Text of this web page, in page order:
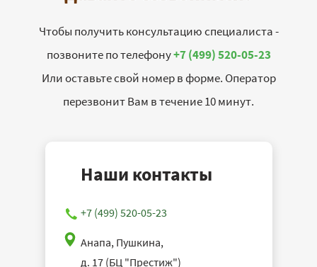
Чтобы получить консультацию специалиста -
позвоните по телефону+7 (499) 520-05-23
Или оставьте свой номер в форме. Оператор
перезвонит Вам в течение 10 минут.
Наши контакты
+7 (499) 520-05-23
Анапа, Пушкина,
д. 17 (БЦ "Престиж")